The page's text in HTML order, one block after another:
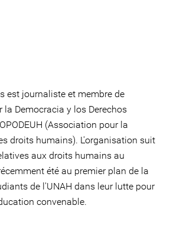
est journaliste et membre de
la Democracia y los Derechos
(Association pour la
droits humains). L'organisation suit
aux droits humains au
été au premier plan de la
de l'UNAH dans leur lutte pour
convenable.